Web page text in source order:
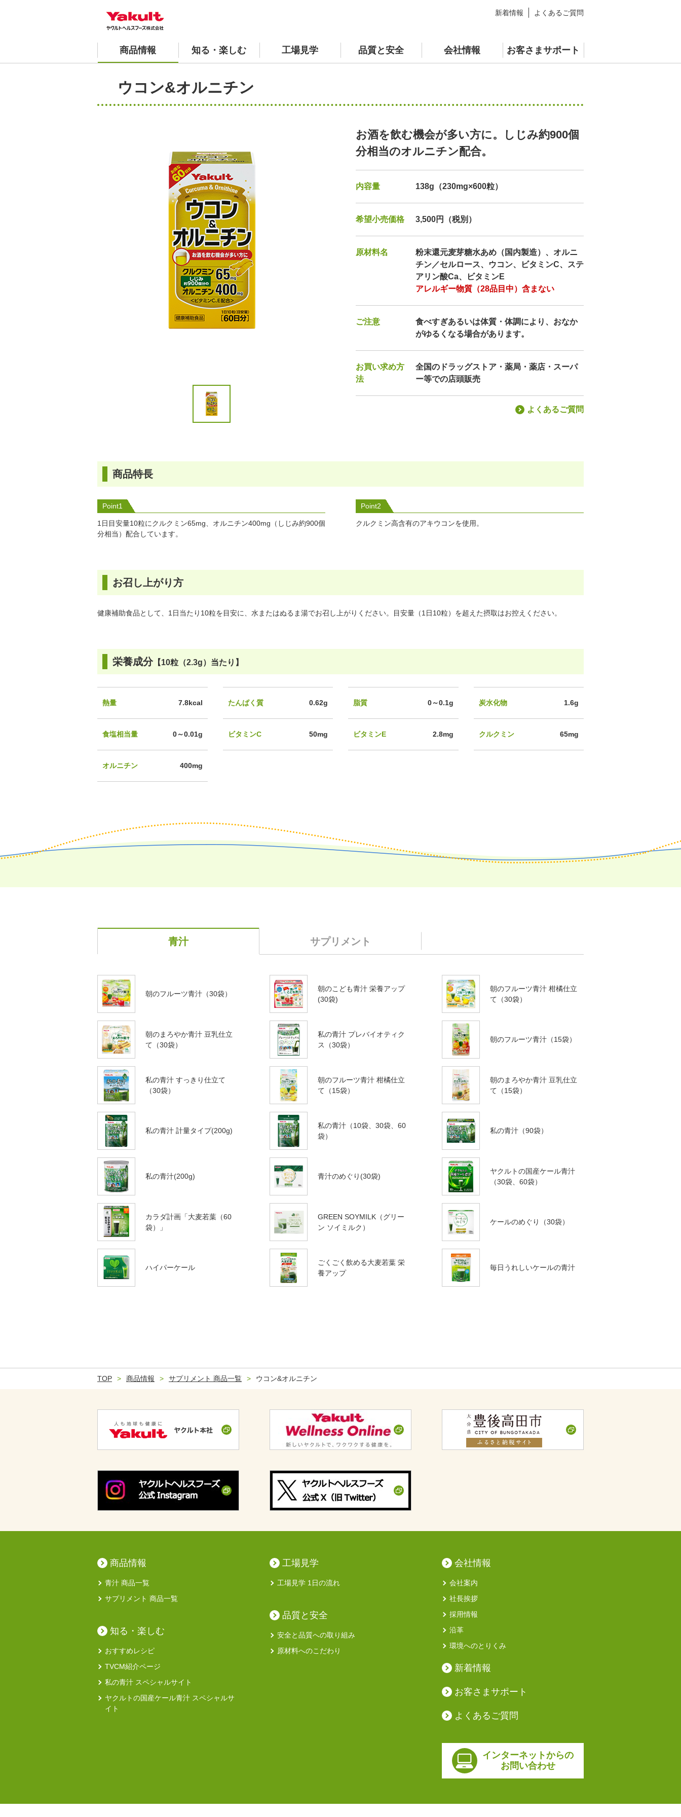
新着情報 よくあるご質問
商品情報 知る・楽しむ 工場見学 品質と安全 会社情報 お客さまサポート
ヤクルトの国産ケール青汁 スペシャルサイト
ウコン&オルニチン
お酒を飲む機会が多い方に。しじみ約900個
分相当のオルニチン配合。
内容量 138g（230mg×600粒）
希望小売価格 3,500円（税別）
原材料名
粉末還元麦芽糖水あめ（国内製造）、オルニ
チン／セルロース、ウコン、ビタミンC、ステ
アリン酸Ca、ビタミンE
アレルギー物質（28品目中）含まない
ご注意
食べすぎあるいは体質・体調により、おなか
がゆるくなる場合があります。
お買い求め方
法
全国のドラッグストア・薬局・薬店・スーパ
ー等での店頭販売
よくあるご質問
商品特長
Point1
1日目安量10粒にクルクミン65mg、オルニチン400mg（しじみ約900個
分相当）配合しています。
Point2
クルクミン高含有のアキウコンを使用。
お召し上がり方
健康補助食品として、1日当たり10粒を目安に、水またはぬるま湯でお召し上がりください。目安量（1日10粒）を超えた摂取はお控えください。
栄養成分【10粒（2.3g）当たり】
熱量 7.8kcal たんぱく質 0.62g 脂質 0～0.1g 炭水化物 1.6g
食塩相当量 0～0.01g ビタミンC 50mg ビタミンE 2.8mg クルクミン 65mg
オルニチン 400mg
青汁 サプリメント
朝のフルーツ青汁（30袋）
朝のこども青汁 栄養アップ
(30袋)
朝のフルーツ青汁 柑橘仕立
て（30袋）
朝のまろやか青汁 豆乳仕立
て（30袋）
私の青汁 プレバイオティク
ス（30袋）
朝のフルーツ青汁（15袋）
私の青汁 すっきり仕立て
（30袋）
朝のフルーツ青汁 柑橘仕立
て（15袋）
朝のまろやか青汁 豆乳仕立
て（15袋）
私の青汁 計量タイプ(200g)
私の青汁（10袋、30袋、60
袋）
私の青汁（90袋）
私の青汁(200g) 青汁のめぐり(30袋)
ヤクルトの国産ケール青汁
（30袋、60袋）
カラダ計画「大麦若葉（60
袋）」
GREEN SOYMILK（グリー
ン ソイミルク）
ケールのめぐり（30袋）
ハイパーケール
ごくごく飲める大麦若葉 栄
養アップ
毎日うれしいケールの青汁
TOP 商品情報 サプリメント 商品一覧 ウコン&オルニチン
商品情報
青汁 商品一覧
サプリメント 商品一覧
知る・楽しむ
おすすめレシピ
TVCM紹介ページ
私の青汁 スペシャルサイト
ヤクルトの国産ケール青汁 スペシャルサ
イト
工場見学
工場見学 1日の流れ
品質と安全
安全と品質への取り組み
原材料へのこだわり
会社情報
会社案内
社長挨拶
採用情報
沿革
環境へのとりくみ
新着情報
お客さまサポート
よくあるご質問
インターネットからの
お問い合わせ